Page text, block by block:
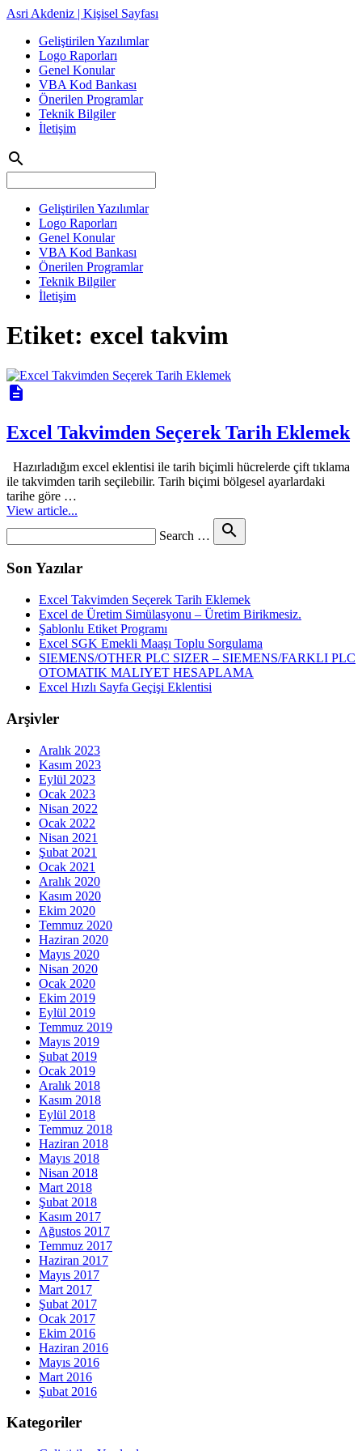
Asri Akdeniz | Kişisel Sayfası
Geliştirilen Yazılımlar
Logo Raporları
Genel Konular
VBA Kod Bankası
Önerilen Programlar
Teknik Bilgiler
İletişim
search
Geliştirilen Yazılımlar
Logo Raporları
Genel Konular
VBA Kod Bankası
Önerilen Programlar
Teknik Bilgiler
İletişim
Etiket: excel takvim
description
Excel Takvimden Seçerek Tarih Eklemek
Hazırladığım excel eklentisi ile tarih biçimli hücrelerde çift tıklama
ile takvimden tarih seçilebilir. Tarih biçimi bölgesel ayarlardaki
tarihe göre …
View article...
Search … search
Son Yazılar
Excel Takvimden Seçerek Tarih Eklemek
Excel de Üretim Simülasyonu – Üretim Birikmesiz.
Şablonlu Etiket Programı
Excel SGK Emekli Maaşı Toplu Sorgulama
SIEMENS/OTHER PLC SIZER – SIEMENS/FARKLI PLC
OTOMATIK MALIYET HESAPLAMA
Excel Hızlı Sayfa Geçişi Eklentisi
Arşivler
Aralık 2023
Kasım 2023
Eylül 2023
Ocak 2023
Nisan 2022
Ocak 2022
Nisan 2021
Şubat 2021
Ocak 2021
Aralık 2020
Kasım 2020
Ekim 2020
Temmuz 2020
Haziran 2020
Mayıs 2020
Nisan 2020
Ocak 2020
Ekim 2019
Eylül 2019
Temmuz 2019
Mayıs 2019
Şubat 2019
Ocak 2019
Aralık 2018
Kasım 2018
Eylül 2018
Temmuz 2018
Haziran 2018
Mayıs 2018
Nisan 2018
Mart 2018
Şubat 2018
Kasım 2017
Ağustos 2017
Temmuz 2017
Haziran 2017
Mayıs 2017
Mart 2017
Şubat 2017
Ocak 2017
Ekim 2016
Haziran 2016
Mayıs 2016
Mart 2016
Şubat 2016
Kategoriler